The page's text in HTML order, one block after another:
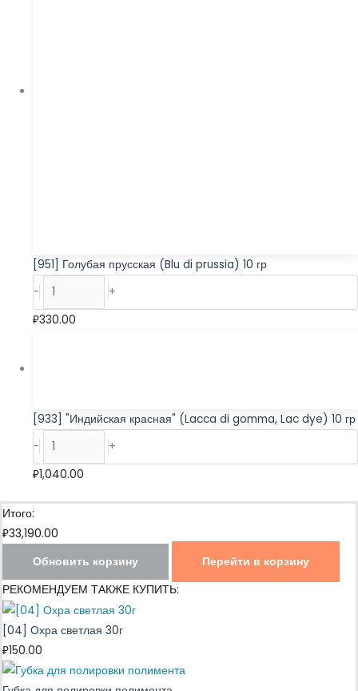
[951] Голубая прусская (Blu di prussia) 10 гр
-
+
₽330.00
[933] "Индийская красная" (Lacca di gomma, Lac dye) 10 гр
-
+
₽1,040.00
Итого:
₽33,190.00
Обновить корзину
Перейти в корзину
РЕКОМЕНДУЕМ ТАКЖЕ КУПИТЬ:
[04] Охра светлая 30г
₽150.00